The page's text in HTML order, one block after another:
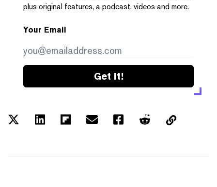
plus original features, a podcast, videos and more.
Your Email
Get it!